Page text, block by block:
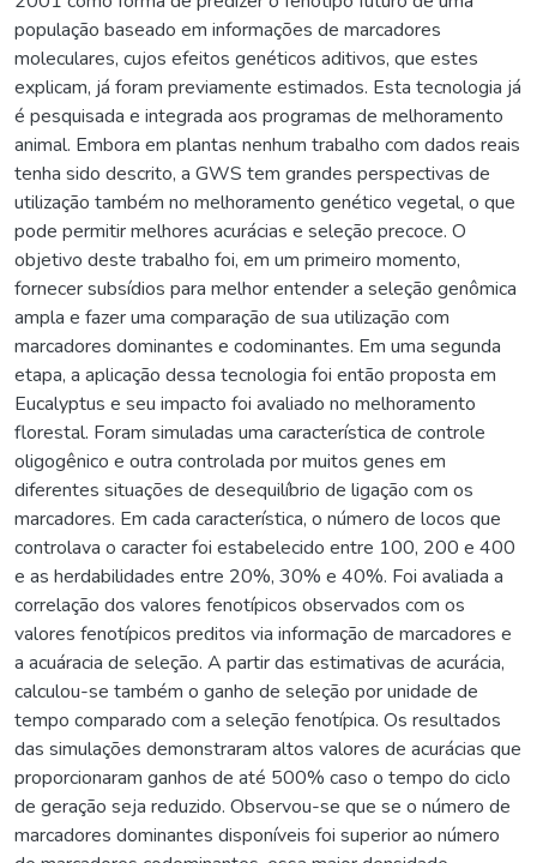
população baseado em informações de marcadores
moleculares, cujos efeitos genéticos aditivos, que estes
explicam, já foram previamente estimados. Esta tecnologia já
é pesquisada e integrada aos programas de melhoramento
animal. Embora em plantas nenhum trabalho com dados reais
tenha sido descrito, a GWS tem grandes perspectivas de
utilização também no melhoramento genético vegetal, o que
pode permitir melhores acurácias e seleção precoce. O
objetivo deste trabalho foi, em um primeiro momento,
fornecer subsídios para melhor entender a seleção genômica
ampla e fazer uma comparação de sua utilização com
marcadores dominantes e codominantes. Em uma segunda
etapa, a aplicação dessa tecnologia foi então proposta em
Eucalyptus e seu impacto foi avaliado no melhoramento
florestal. Foram simuladas uma característica de controle
oligogênico e outra controlada por muitos genes em
diferentes situações de desequilíbrio de ligação com os
marcadores. Em cada característica, o número de locos que
controlava o caracter foi estabelecido entre 100, 200 e 400
e as herdabilidades entre 20%, 30% e 40%. Foi avaliada a
correlação dos valores fenotípicos observados com os
valores fenotípicos preditos via informação de marcadores e
a acuáracia de seleção. A partir das estimativas de acurácia,
calculou-se também o ganho de seleção por unidade de
tempo comparado com a seleção fenotípica. Os resultados
das simulações demonstraram altos valores de acurácias que
proporcionaram ganhos de até 500% caso o tempo do ciclo
de geração seja reduzido. Observou-se que se o número de
marcadores dominantes disponíveis foi superior ao número